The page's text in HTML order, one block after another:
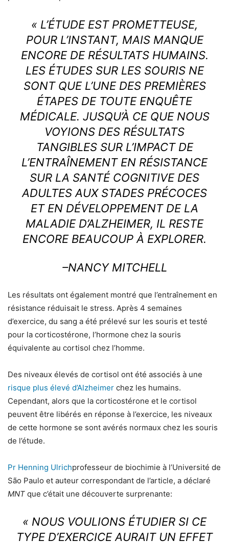
« L’ÉTUDE EST PROMETTEUSE,
POUR L’INSTANT, MAIS MANQUE
ENCORE DE RÉSULTATS HUMAINS.
LES ÉTUDES SUR LES SOURIS NE
SONT QUE L’UNE DES PREMIÈRES
ÉTAPES DE TOUTE ENQUÊTE
MÉDICALE. JUSQU’À CE QUE NOUS
VOYIONS DES RÉSULTATS
TANGIBLES SUR L’IMPACT DE
L’ENTRAÎNEMENT EN RÉSISTANCE
SUR LA SANTÉ COGNITIVE DES
ADULTES AUX STADES PRÉCOCES
ET EN DÉVELOPPEMENT DE LA
MALADIE D’ALZHEIMER, IL RESTE
ENCORE BEAUCOUP À EXPLORER.
–NANCY MITCHELL
Les résultats ont également montré que l’entraînement en
résistance réduisait le stress. Après 4 semaines
d’exercice, du sang a été prélevé sur les souris et testé
pour la corticostérone, l’hormone chez la souris
équivalente au cortisol chez l’homme.
Des niveaux élevés de cortisol ont été associés à une
risque plus élevé d’Alzheimer chez les humains.
Cependant, alors que la corticostérone et le cortisol
peuvent être libérés en réponse à l’exercice, les niveaux
de cette hormone se sont avérés normaux chez les souris
de l’étude.
Pr Henning Ulrichprofesseur de biochimie à l’Université de
São Paulo et auteur correspondant de l’article, a déclaré
MNT que c’était une découverte surprenante:
« NOUS VOULIONS ÉTUDIER SI CE
TYPE D’EXERCICE AURAIT UN EFFET